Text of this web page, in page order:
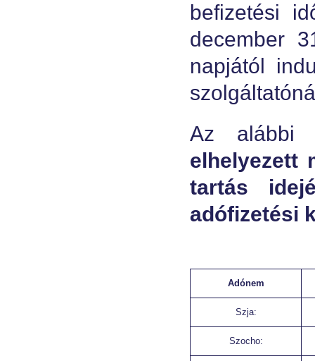
befizetési
december
napjától
Az alábbi
elhelyezett
tartás
adófizetési
Adónem
Szja:
Szocho: